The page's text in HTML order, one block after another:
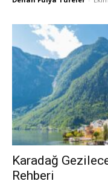
Karadağ
Rehberi